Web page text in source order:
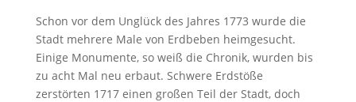
Schon vor dem Unglück des Jahres 1773 wurde die
Stadt mehrere Male von Erdbeben heimgesucht.
Einige Monumente, so weiß die Chronik, wurden bis
zu acht Mal neu erbaut. Schwere Erdstöße
zerstörten 1717 einen großen Teil der Stadt, doch